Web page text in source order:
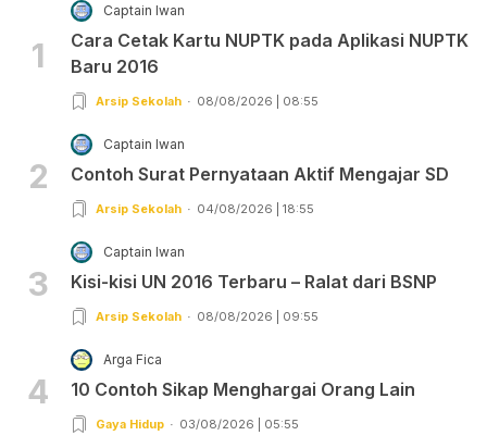
1
Captain Iwan
Cara Cetak Kartu NUPTK pada Aplikasi NUPTK
Baru 2016
Arsip Sekolah 08/08/2026 | 08:55
2
Captain Iwan
Contoh Surat Pernyataan Aktif Mengajar SD
Arsip Sekolah 04/08/2026 | 18:55
3
Captain Iwan
Kisi-kisi UN 2016 Terbaru – Ralat dari BSNP
Arsip Sekolah 08/08/2026 | 09:55
4
Arga Fica
10 Contoh Sikap Menghargai Orang Lain
Gaya Hidup 03/08/2026 | 05:55